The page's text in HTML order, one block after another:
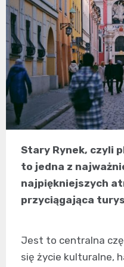
Stary Rynek, czyli
to jedna z
najpiękniejszych
przyciągająca
Jest to centralna
się życie kulturalne,